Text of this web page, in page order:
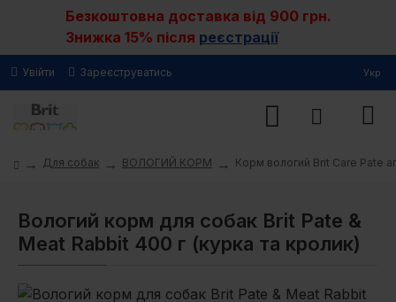
Безкоштовна доставка від 900 грн.
Знижка 15% після реєстрації
Увійти Зареєструватись Укр
Для собак ВОЛОГИЙ КОРМ Корм вологий Brit Care Pate
Вологий корм для собак Brit Pate &
Meat Rabbit 400 г (курка та кролик)